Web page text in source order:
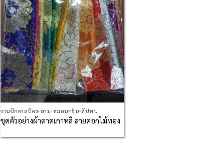
งานปักตาลปัตร-ย่าม-หมอนกฐิน-สัปทน
ชุดตัวอย่างผ้าตาดเกาหลี ลายดอกไม้ทอง